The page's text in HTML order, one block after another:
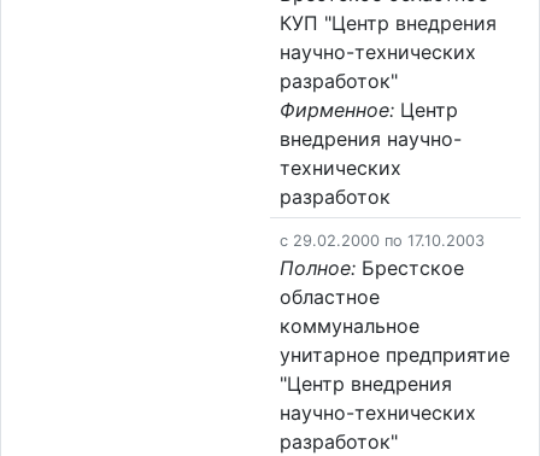
КУП "Центр внедрения
научно-технических
разработок"
Фирменное: Центр
внедрения научно-
технических
разработок
c 29.02.2000 по 17.10.2003
Полное: Брестское
областное
коммунальное
унитарное предприятие
"Центр внедрения
научно-технических
разработок"